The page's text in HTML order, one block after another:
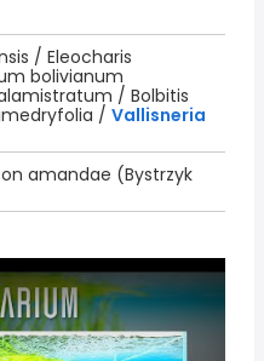
/ Eleocharis
bolivianum
/ Bolbitis
/ Vallisneria
amandae (Bystrzyk